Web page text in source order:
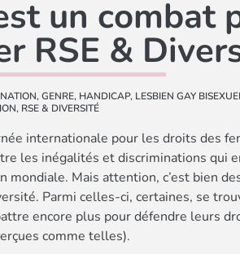
un combat
RSE &
,GENRE, HANDICAP, LESBIEN GAY
, RSE & DIVERSITÉ
internationale pour les droits des
les inégalités et discriminations qui
mondiale. Mais attention, c’est bien
Parmi celles-ci, certaines, se
encore plus pour défendre leurs
comme telles).